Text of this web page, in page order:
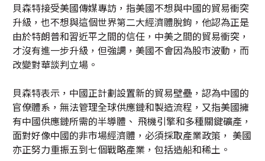
貝森特接受美國傳媒專訪，指美國不想與中國的貿易衝突
升級，也不想與這個世界第二大經濟體脫鉤，他認為正是
由於特朗普和習近平之間的信任，中美之間的貿易衝突，
才沒有進一步升級，但強調，美國不會因為股市波動，而
改變對華談判立場。
貝森特表示，中國正計劃設置新的貿易壁壘，認為中國的
官僚體系，無法管理全球供應鏈和製造流程，又指美國擁
有中國供應鏈所需的半導體、 飛機引擎和多種關鍵礦產，
面對好像中國的非市場經濟體，必須採取產業政策， 美國
亦正努力重振五到七個戰略產業，包括造船和稀土。